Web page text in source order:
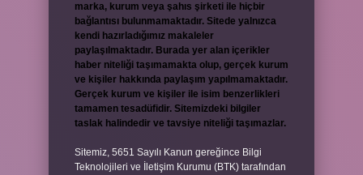
marka, kurum veya şahıs şirketi ile hiçbir
bağlantısı bulunmamaktadır. Sitede yalnızca
kendi hazırladığımız makaleler
paylaşılmaktadır. Burada yer alan içerikler
haber niteliği taşımamakta olup, gerçek kurum
ve kişiler hakkında paylaşım yapılmamaktadır.
Gerçek kurum ve kişiler ile isim benzerlikleri
tamamen tesadüfidir. Sitemizdeki bilgiler
taslak halindedir ve tavsiye niteliği taşımazlar.
Sitemiz, 5651 Sayılı Kanun gereğince Bilgi
Teknolojileri ve İletişim Kurumu (BTK) tarafından